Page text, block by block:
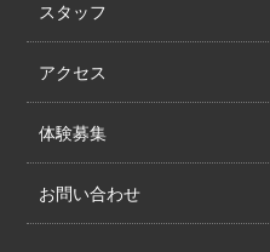
スタッフ
アクセス
体験募集
お問い合わせ